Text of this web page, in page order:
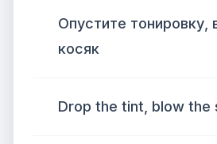
Опустите тонировку,
косяк
Drop the tint, blow the